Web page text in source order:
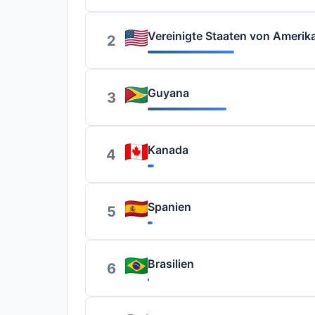
2 Vereinigte Staaten von
3 Guyana
4 Kanada
5 Spanien
6 Brasilien